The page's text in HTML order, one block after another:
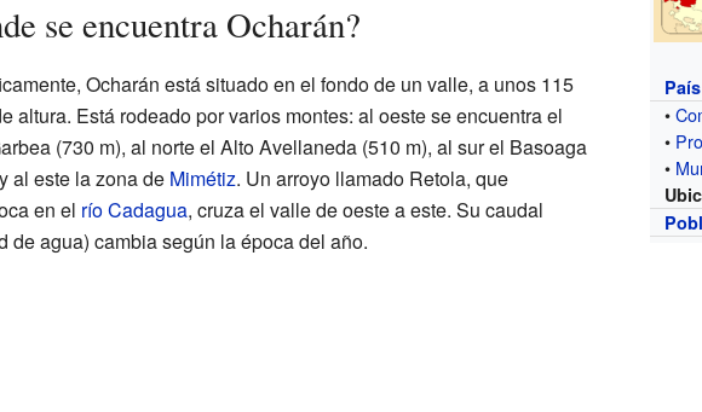
País
•
•
•
se encuentra Ocharán?
Ocharán está situado en el fondo de un valle, a unos 115
altura. Está rodeado por varios montes: al oeste se encuentra el
(730 m), al norte el Alto Avellaneda (510 m), al sur el Basoaga
al este la zona de Mimétiz. Un arroyo llamado Retola, que
en el río Cadagua, cruza el valle de oeste a este. Su caudal
de agua) cambia según la época del año.